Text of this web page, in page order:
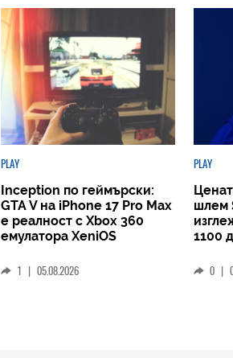
PLAY
Inception по геймърски:
GTA V на iPhone 17 Pro Max
е реалност с Xbox 360
емулатора XeniOS
1 | 05.08.2026
PLAY
шлем
1100
0 |